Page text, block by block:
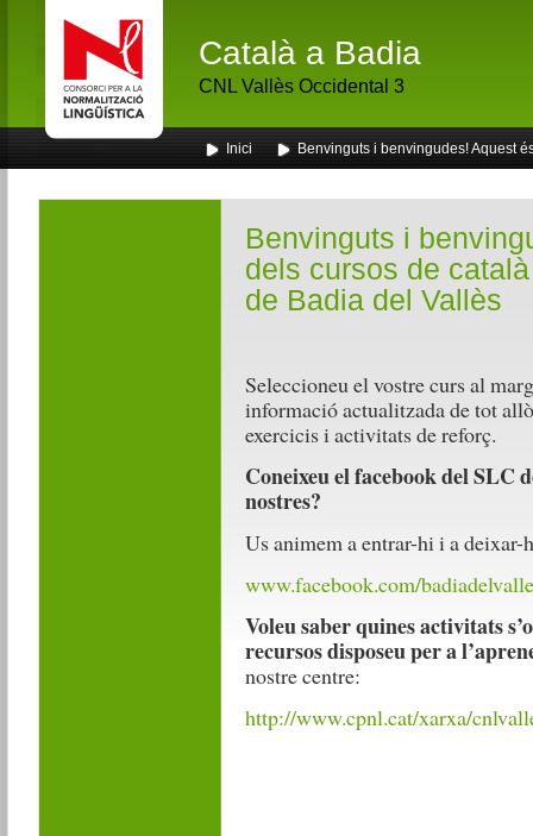
Català a Badia
CNL Vallès Occidental 3
Inici Benvinguts i benvingudes! Aquest
Benvinguts i
dels cursos de
de Badia del Vallès
Seleccioneu el vostre curs al
informació actualitzada de tot
exercicis i activitats de reforç.
Coneixeu el facebook del SLC
nostres?
Us animem a entrar-hi i a deixar-
www.facebook.com/
Voleu saber quines activitats
recursos disposeu per a
nostre centre:
http://www.cpnl.cat/xarxa/